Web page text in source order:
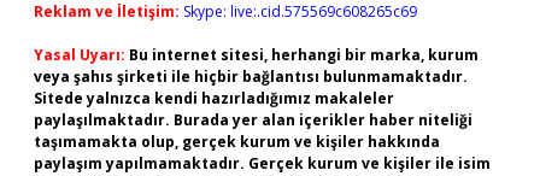
Reklam ve İletişim: Skype: live:.cid.575569c608265c69
Yasal Uyarı: Bu internet sitesi, herhangi bir marka, kurum
veya şahıs şirketi ile hiçbir bağlantısı bulunmamaktadır.
Sitede yalnızca kendi hazırladığımız makaleler
paylaşılmaktadır. Burada yer alan içerikler haber niteliği
taşımamakta olup, gerçek kurum ve kişiler hakkında
paylaşım yapılmamaktadır. Gerçek kurum ve kişiler ile isim